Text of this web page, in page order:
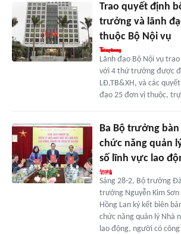
Trao quyết định
trưởng và lãnh
thuộc Bộ Nội vụ
Lãnh đạo Bộ Nội vụ
với 4 thứ trưởng được
LĐ,TB&XH, và các
đạo 25 đơn vị thuộc,
Ba Bộ trưởng
chức năng quản
số lĩnh vực lao
Sáng 28-2, Bộ trưởng
trưởng Nguyễn Kim
Hồng Lan ký kết biên
chức năng quản lý Nhà
lao động, người có